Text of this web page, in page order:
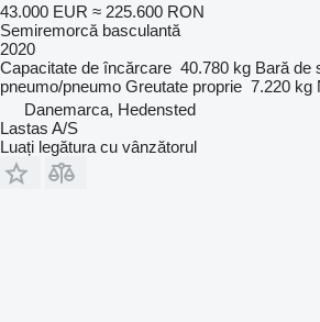
43.000 EUR ≈ 225.600 RON
Semiremorcă basculantă
2020
Capacitate de încărcare 40.780 kg Bară de
pneumo/pneumo Greutate proprie 7.220 kg
Danemarca, Hedensted
Lastas A/S
Luați legătura cu vânzătorul